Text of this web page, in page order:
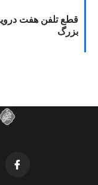
قطع تلفن هفت
بزرگ